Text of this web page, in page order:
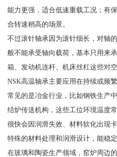
能力更强，适合低速重载工况；有
合转速稍高的场景。
不过滚针轴承因为滚针细长，对轴
般不能承受轴向载荷，基本只用来
箱、发动机连杆、机床丝杠这些对
NSK高温轴承主要应用在持续或频
常见的是冶金行业，比如钢铁生产
结炉传送机构，这些工位环境温度
很快会因润滑失效、材料软化出现
特殊的材料处理和润滑设计，能稳定
在玻璃和陶瓷生产领域，窑炉周边